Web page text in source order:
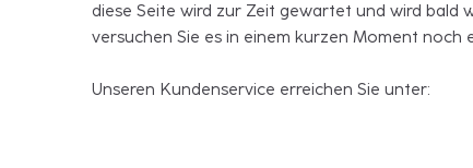
diese Seite wird zur Zeit gewartet und wird bald
versuchen Sie es in einem kurzen Moment noch
Unseren Kundenservice erreichen Sie unter: